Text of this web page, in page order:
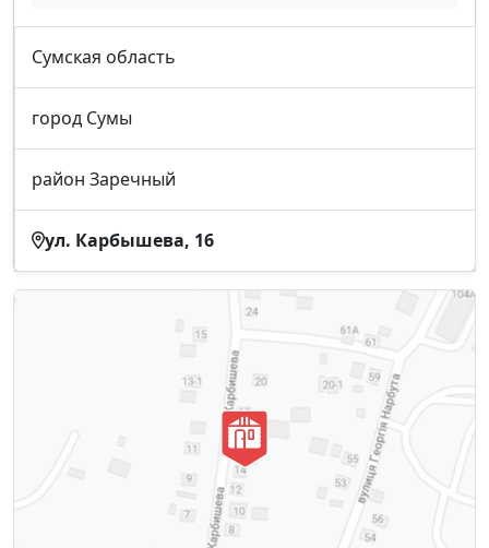
Сумская область
город Сумы
район Заречный
ул. Карбышева, 16